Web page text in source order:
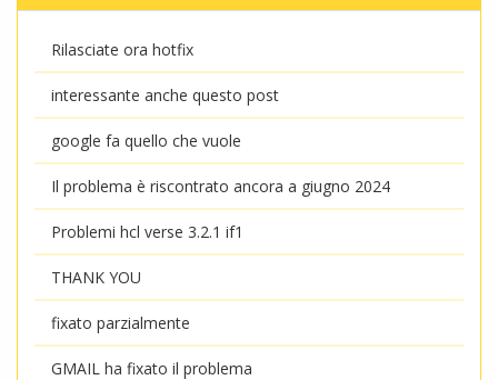
Rilasciate ora hotfix
interessante anche questo post
google fa quello che vuole
Il problema è riscontrato ancora a giugno 2024
Problemi hcl verse 3.2.1 if1
THANK YOU
fixato parzialmente
GMAIL ha fixato il problema